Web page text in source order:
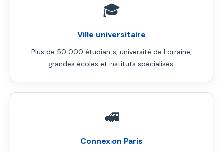
🎓
Ville universitaire
Plus de 50 000 étudiants, université de Lorraine,
grandes écoles et instituts spécialisés.
🚅
Connexion Paris